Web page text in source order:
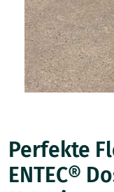
Perfekte
ENTEC®